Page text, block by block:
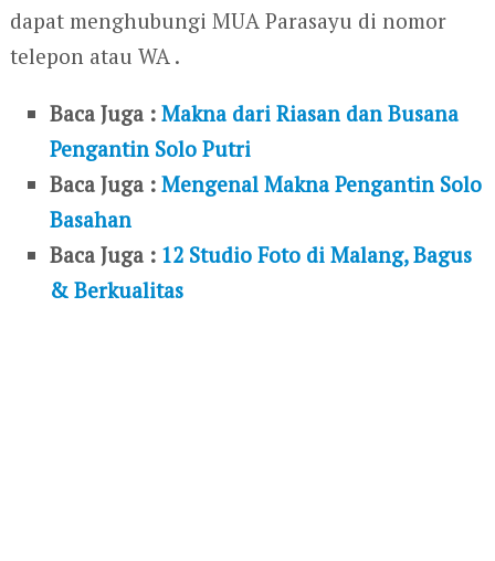
dapat menghubungi MUA Parasayu di nomor
telepon atau WA .
Baca Juga :Makna dari Riasan dan Busana
Pengantin Solo Putri
Baca Juga :Mengenal Makna Pengantin Solo
Basahan
Baca Juga : 12 Studio Foto di Malang, Bagus
& Berkualitas